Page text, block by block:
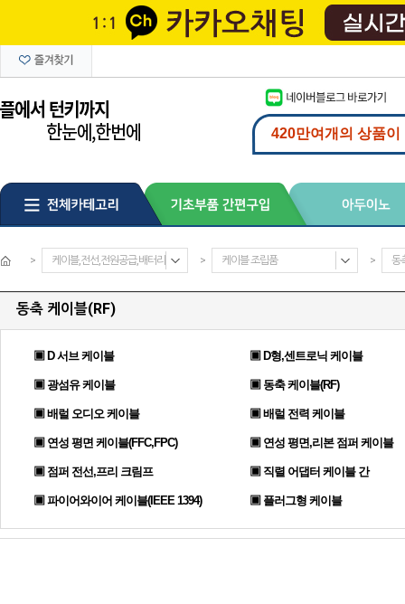
> 케이블,전선,전원공급,배터리 > 케이블 조립품 > 동
동축 케이블(RF)
▣ D 서브 케이블 ▣ D형,센트로닉 케이블
▣ 광섬유 케이블 ▣ 동축 케이블(RF)
▣ 배럴 오디오 케이블 ▣ 배럴 전력 케이블
▣ 연성 평면 케이블(FFC,FPC) ▣ 연성 평면,리본 점퍼 케이블
▣ 점퍼 전선,프리 크림프 ▣ 직렬 어댑터 케이블 간
▣ 파이어와이어 케이블(IEEE 1394) ▣ 플러그형 케이블